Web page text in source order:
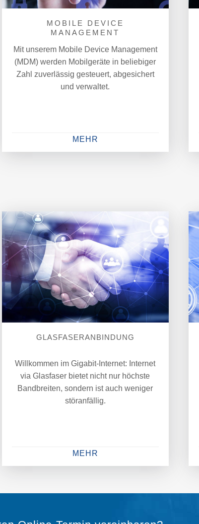
MOBILE DEVICE
MANAGEMENT
Mit unserem Mobile Device Management
(MDM) werden Mobilgeräte in beliebiger
Zahl zuverlässig gesteuert, abgesichert
und verwaltet.
MEHR
GLASFASERANBINDUNG
Willkommen im Gigabit-Internet: Internet
via Glasfaser bietet nicht nur höchste
Bandbreiten, sondern ist auch weniger
störanfällig.
MEHR